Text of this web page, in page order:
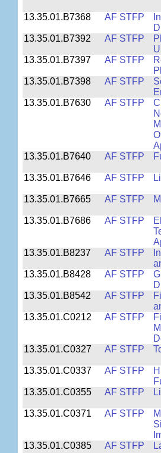
13.35.01.B7368 AF STFP
13.35.01.B7392
AF STFP
13.35.01.B7397
AF STFP
13.35.01.B7398
AF STFP
13.35.01.B7630
AF STFP
13.35.01.B7640
AF STFP
13.35.01.B7646 AF STFP
13.35.01.B7665 AF STFP
13.35.01.B7686 AF STFP
13.35.01.B8237
AF STFP
13.35.01.B8428
AF STFP
13.35.01.B8542
AF STFP
13.35.01.C0212
AF STFP
13.35.01.C0327
AF STFP
13.35.01.C0337 AF STFP
13.35.01.C0355
AF STFP
13.35.01.C0371 AF STFP
13.35.01.C0385
AF STFP